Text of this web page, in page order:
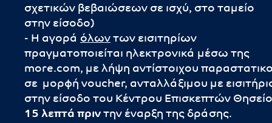
σχετικών βεβαιώσεων σε ισχύ, στο ταμείο
στην είσοδο)
- Η αγορά όλων των εισιτηρίων
πραγματοποιείται ηλεκτρονικά μέσω της
more.com, με λήψη αντίστοιχου
σε μορφή voucher, ανταλλάξιμου με
στην είσοδο του Κέντρου Επισκεπτών
15 λεπτά πριν την έναρξη της δράσης.